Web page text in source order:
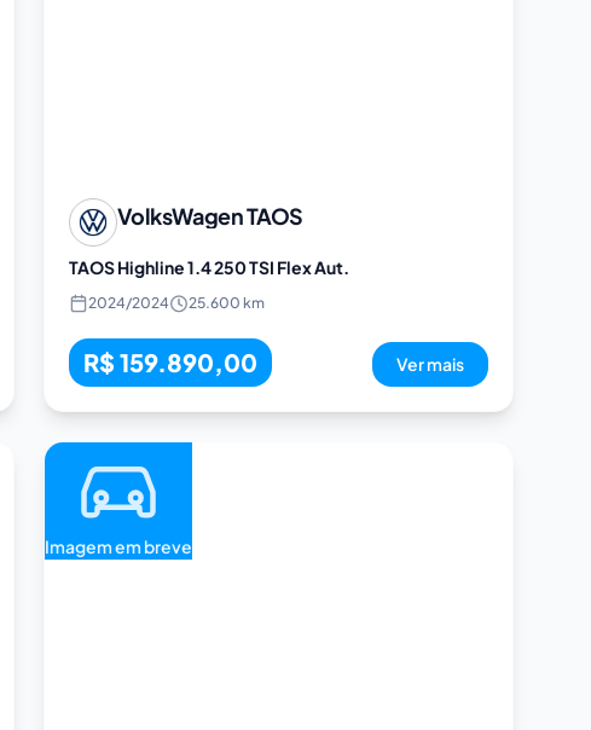
VolksWagenTAOS
TAOS Highline 1.4 250 TSI Flex Aut.
2024/2024 25.600 km
R$ 159.890,00 Ver mais
Imagem em breve